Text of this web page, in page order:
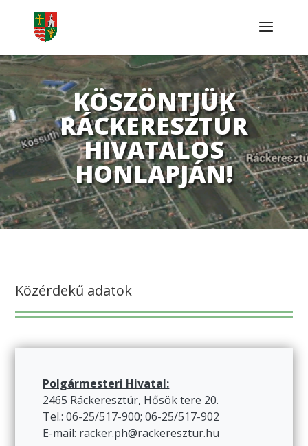
KÖSZÖNTJÜK
RÁCKERESZTÚR
HIVATALOS
HONLAPJÁN!
Közérdekű adatok
Polgármesteri Hivatal:
2465 Ráckeresztúr, Hősök tere 20.
Tel.: 06-25/517-900; 06-25/517-902
E-mail: racker.ph@rackeresztur.hu